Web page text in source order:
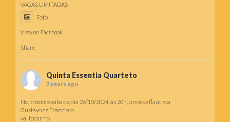
VAGAS LIMITADAS
Foto
View on Facebook
·
Share
Quinta Essentia Quarteto
2 years ago
No próximo sábado, dia 26/10/2024, às 20h, o nosso flautista
Gustavo de Francisco
vai tocar no